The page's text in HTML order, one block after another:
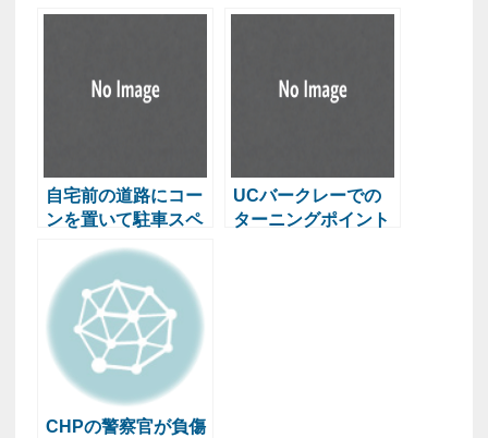
自宅前の道路にコー
ンを置いて駐車スペ
法です
UCバークレーでの
ターニングポイント
CHPの警察官が負傷